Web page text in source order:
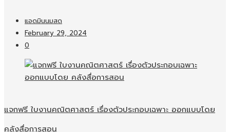
แอดมินนมสด
February 29, 2024
0
แจกฟรี ใบงานคณิตศาสตร์ เรื่องตัวประกอบเฉพาะ ออกแบบโดย
คลังสื่อการสอน